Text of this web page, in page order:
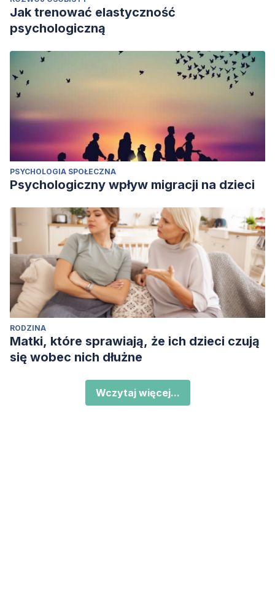
Jak trenować elastyczność
psychologiczną
PSYCHOLOGIA SPOŁECZNA
Psychologiczny wpływ migracji na dzieci
RODZINA
Matki, które sprawiają, że ich dzieci czują
się wobec nich dłużne
Wczytaj więcej...